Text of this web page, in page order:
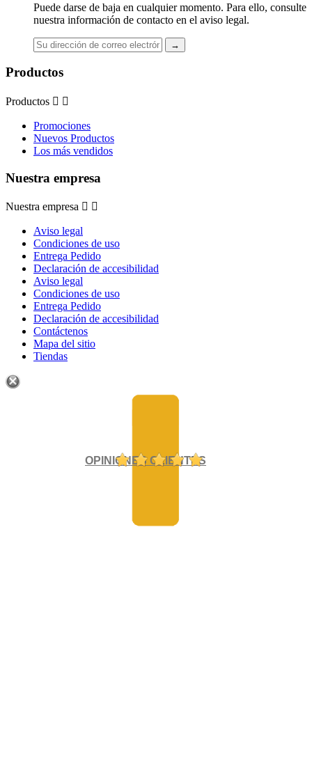
Puede darse de baja en cualquier momento. Para ello, consulte
nuestra información de contacto en el aviso legal.
Productos
Productos  
Promociones
Nuevos Productos
Los más vendidos
Nuestra empresa
Nuestra empresa  
Aviso legal
Condiciones de uso
Entrega Pedido
Declaración de accesibilidad
Aviso legal
Condiciones de uso
Entrega Pedido
Declaración de accesibilidad
Contáctenos
Mapa del sitio
Tiendas
OPINIONES CLIENTES